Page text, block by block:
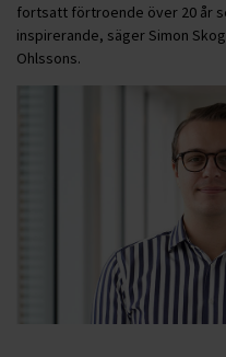
fortsatt förtroende över 20 år
inspirerande, säger Simon
Ohlssons.